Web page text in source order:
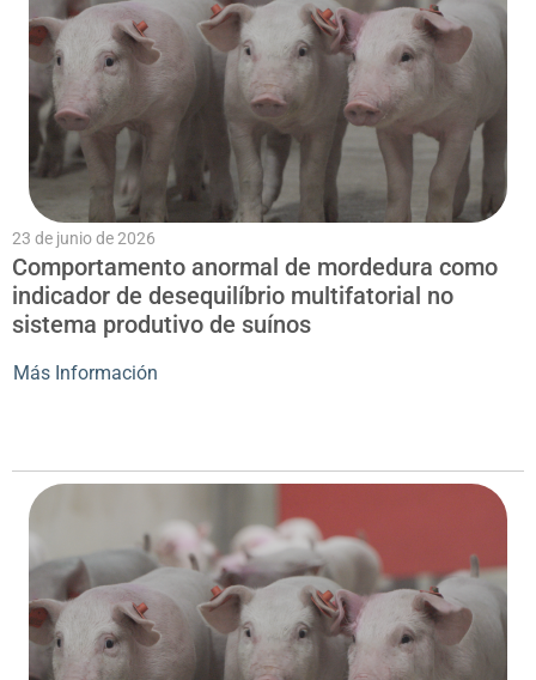
23 de junio de 2026
Comportamento anormal de mordedura como
indicador de desequilíbrio multifatorial no
sistema produtivo de suínos
Más Información